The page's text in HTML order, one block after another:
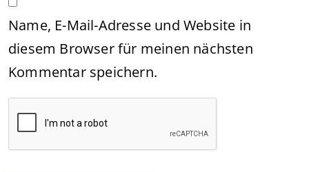
Name, E-Mail-Adresse und Website in
diesem Browser für meinen nächsten
Kommentar speichern.